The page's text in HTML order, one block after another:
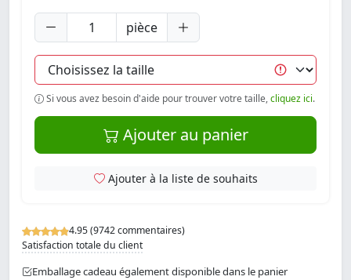
4.95 (9742 commentaires)
Satisfaction totale du client
Emballage cadeau également disponible dans le panier
pièce
Si vous avez besoin d'aide pour trouver votre taille,cliquez ici.
Ajouter au panier
Ajouter à la liste de souhaits